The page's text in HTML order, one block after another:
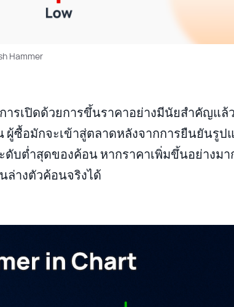
Hammer
รเปิดด้วยการขึ้นราคาอย่างมีนัยสำคัญแล้
ซื้อมักจะเข้าสู่ตลาดหลังจากการยืนยันรูป
ดับต่ำสุดของค้อน หากราคาเพิ่มขึ้นอย่างมา
ล่างตัวค้อนจริงได้